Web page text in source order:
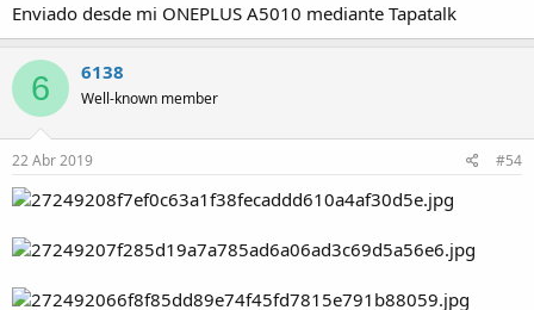
Enviado desde mi ONEPLUS A5010 mediante Tapatalk
6 6138
Well-known member
22 Abr 2019 #54